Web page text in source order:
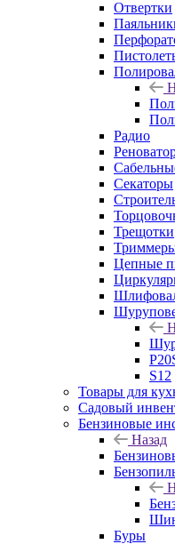
Отвертки
Радио
Секаторы
Трещотки
Цепные
S12
Товары для
Садовый
Бензиновые
Назад
Буры